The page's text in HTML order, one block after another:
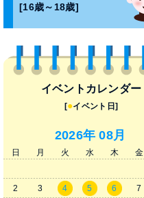
[16歳～18歳]
イベントカレンダー
[●イベント日]
2026年 08月
日 月 火 水 木 金
2
3 4 5 6 7